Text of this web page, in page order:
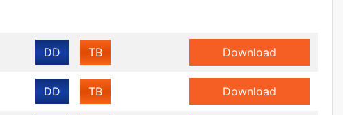
DD TB Download
DD TB Download